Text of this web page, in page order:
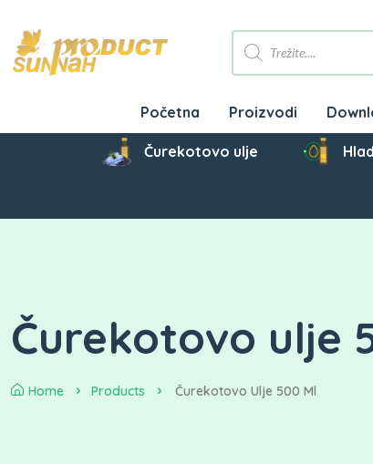
Početna Proizvodi
Čurekotovo ulje
Čurekotovo ulje
Home Products Čurekotovo Ulje 500 Ml